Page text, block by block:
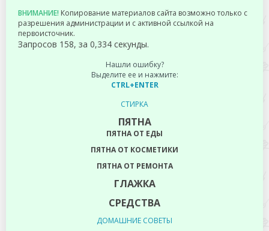
ВНИМАНИЕ! Копирование материалов сайта возможно только с
разрешения администрации и с активной ссылкой на
первоисточник.
Запросов 158, за 0,334 секунды.
Нашли ошибку?
Выделите ее и нажмите:
CTRL+ENTER
СТИРКА
ПЯТНА
ПЯТНА ОТ ЕДЫ
ПЯТНА ОТ КОСМЕТИКИ
ПЯТНА ОТ РЕМОНТА
ГЛАЖКА
СРЕДСТВА
ДОМАШНИЕ СОВЕТЫ